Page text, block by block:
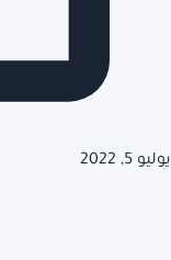
يوليو 5, 2022